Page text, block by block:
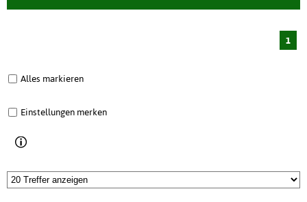
1
Alles markieren
Einstellungen merken